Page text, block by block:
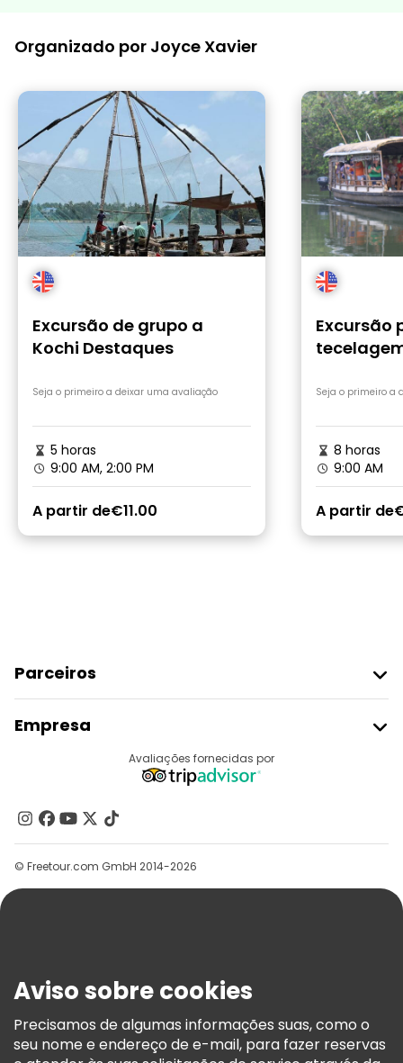
Organizado por Joyce Xavier
Excursão de grupo a
Kochi Destaques
Seja o primeiro a deixar uma avaliação
5 horas
9:00 AM, 2:00 PM
A partir de€11.00
Excursão
almoço
Seja o primeiro a
8 horas
9:00 AM
A partir de
Parceiros
Registo Do Fornecedor
Programa De Afiliados
Empresa
Contacte-Nos
Grupos
Ajuda
Termos E Informações Legais
Política De Cookies
Freetour Prémios
Avaliações fornecidas por
© Freetour.com GmbH 2014-2026
Aviso sobre cookies
Precisamos de algumas informações suas, como o
seu nome e endereço de e-mail, para fazer reservas